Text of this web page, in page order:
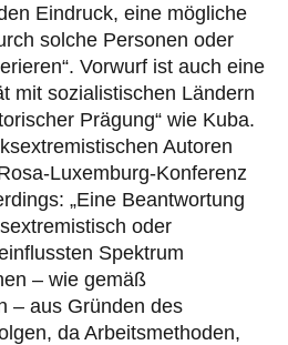
Eindruck, eine mögliche
solche Personen oder
Vorwurf ist auch eine
mit sozialistischen Ländern
Prägung“ wie Kuba.
Autoren
Luxemburg-Konferenz
„Eine Beantwortung
oder
Spektrum
– wie gemäß
– aus Gründen des
da Arbeitsmethoden,